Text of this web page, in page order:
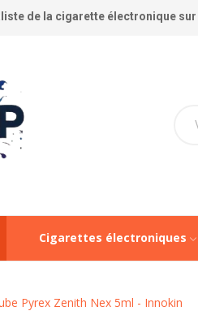
de la cigarette électronique
Cigarettes électroniques
Pyrex Zenith Nex 5ml - Innokin